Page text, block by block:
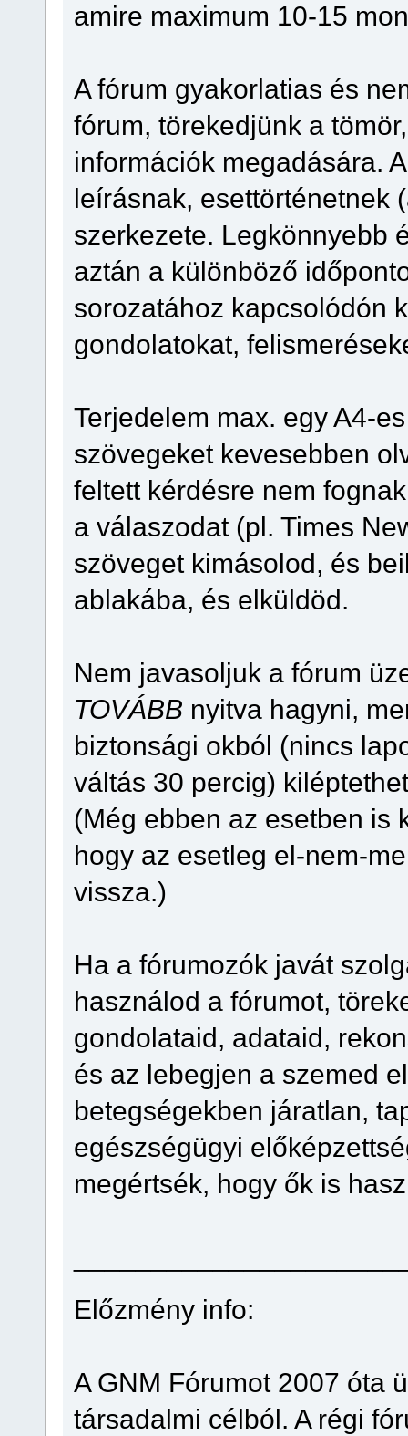
amire maximum 10-15
A fórum gyakorlatias és
fórum, törekedjünk a
információk megadására.
leírásnak, esettörténetnek
szerkezete. Legkönnyebb
aztán a különböző
sorozatához kapcsolódón
gondolatokat,
Terjedelem max. egy A4-
szövegeket kevesebben
feltett kérdésre nem
a válaszodat (pl. Times
szöveget kimásolod, és
ablakába, és elküldöd.
Nem javasoljuk a fórum
TOVÁBB nyitva hagyni,
biztonsági okból (nincs
váltás 30 percig)
(Még ebben az esetben is
hogy az esetleg el-nem-
vissza.)
Ha a fórumozók javát
használod a fórumot,
gondolataid, adataid,
és az lebegjen a szemed
betegségekben járatlan,
egészségügyi
megértsék, hogy ők is
Előzmény info:
A GNM Fórumot 2007 óta
társadalmi célból. A régi